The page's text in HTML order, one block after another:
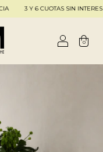
3 Y 6 CUOTAS SIN INTERES
0